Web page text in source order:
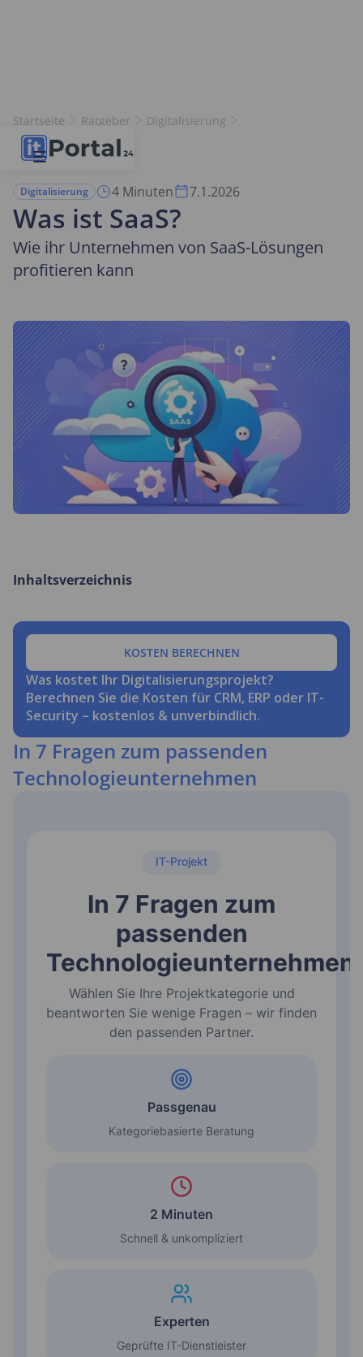
Startseite Ratgeber
Digitalisierung
Was ist SaaS?
Digitalisierung 4 Minuten 7.1.2026
Was ist SaaS?
Wie ihr Unternehmen von SaaS-Lösungen
profitieren kann
Inhaltsverzeichnis
Was kostet Ihr Digitalisierungsprojekt?
Berechnen Sie die Kosten für CRM, ERP oder IT-
Security – kostenlos & unverbindlich.
KOSTEN BERECHNEN
In 7 Fragen zum passenden
Technologieunternehmen